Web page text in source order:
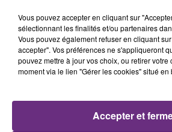
TAME IMPALA & JENNIE
Dracula
17h00
17h00 16h56
16h56
Vous pouvez accepter en cliquant sur
sélectionnant les finalités et/ou partenaires
Vous pouvez également refuser en cliquant
accepter". Vos préférences ne s'appliqueront
pouvez mettre à jour vos choix, ou retirer votre
moment via le lien "Gérer les cookies" situé
Accepter et